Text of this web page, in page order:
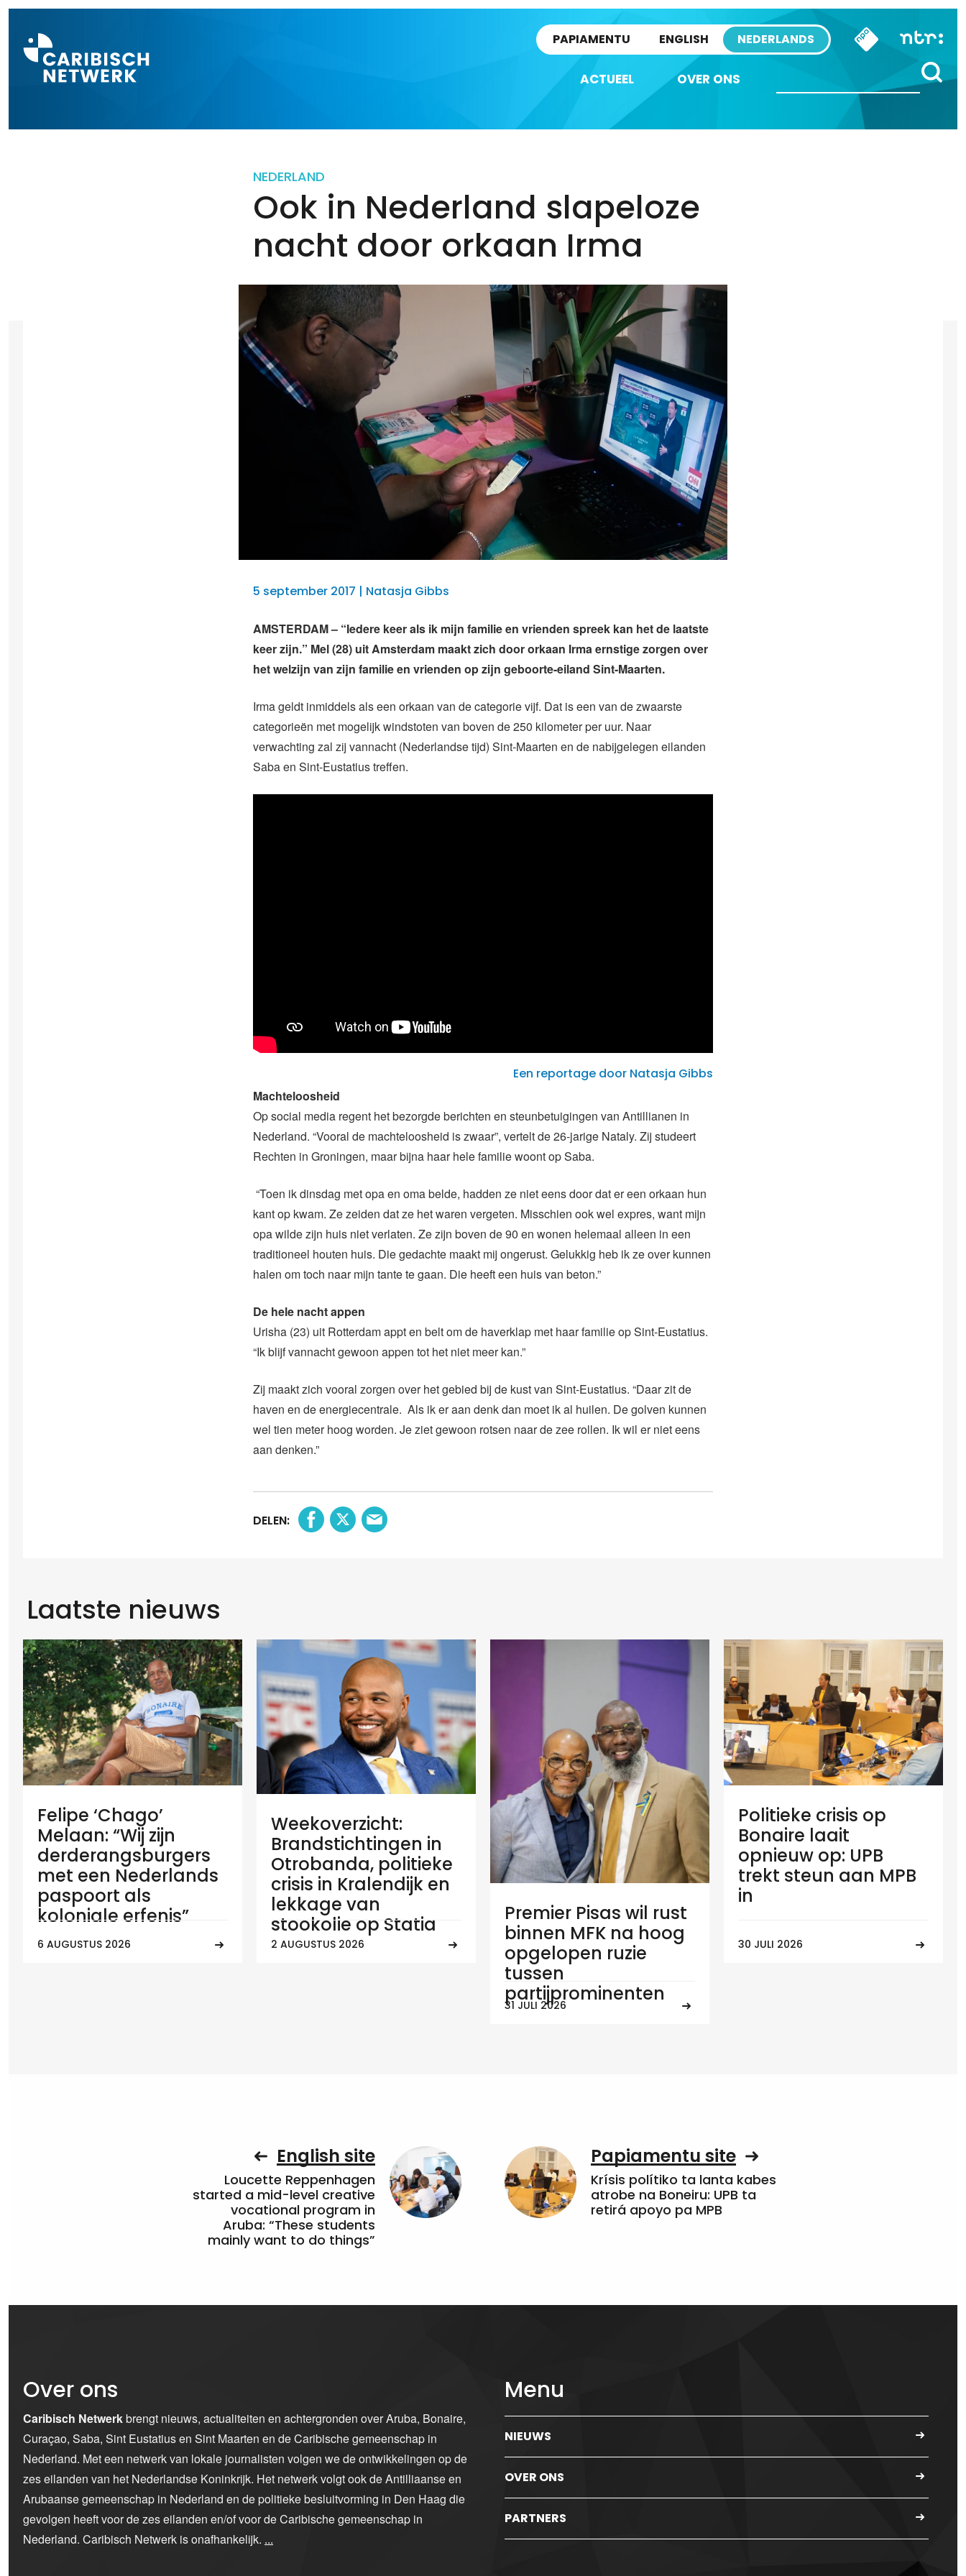
PAPIAMENTU ENGLISH NEDERLANDS
ACTUEEL OVER ONS
NEDERLAND
Ook in Nederland slapeloze
nacht door orkaan Irma
5 september 2017 | Natasja Gibbs
AMSTERDAM – “Iedere keer als ik mijn familie en vrienden spreek kan het de laatste
keer zijn.” Mel (28) uit Amsterdam maakt zich door orkaan Irma ernstige zorgen over
het welzijn van zijn familie en vrienden op zijn geboorte-eiland Sint-Maarten.
Irma geldt inmiddels als een orkaan van de categorie vijf. Dat is een van de zwaarste
categorieën met mogelijk windstoten van boven de 250 kilometer per uur. Naar
verwachting zal zij vannacht (Nederlandse tijd) Sint-Maarten en de nabijgelegen eilanden
Saba en Sint-Eustatius treffen.
Een reportage door Natasja Gibbs
Machteloosheid
Op social media regent het bezorgde berichten en steunbetuigingen van Antillianen in
Nederland. “Vooral de machteloosheid is zwaar”, vertelt de 26-jarige Nataly. Zij studeert
Rechten in Groningen, maar bijna haar hele familie woont op Saba.
“Toen ik dinsdag met opa en oma belde, hadden ze niet eens door dat er een orkaan hun
kant op kwam. Ze zeiden dat ze het waren vergeten. Misschien ook wel expres, want mijn
opa wilde zijn huis niet verlaten. Ze zijn boven de 90 en wonen helemaal alleen in een
traditioneel houten huis. Die gedachte maakt mij ongerust. Gelukkig heb ik ze over kunnen
halen om toch naar mijn tante te gaan. Die heeft een huis van beton.”
De hele nacht appen
Urisha (23) uit Rotterdam appt en belt om de haverklap met haar familie op Sint-Eustatius.
“Ik blijf vannacht gewoon appen tot het niet meer kan.”
Zij maakt zich vooral zorgen over het gebied bij de kust van Sint-Eustatius. “Daar zit de
haven en de energiecentrale. Als ik er aan denk dan moet ik al huilen. De golven kunnen
wel tien meter hoog worden. Je ziet gewoon rotsen naar de zee rollen. Ik wil er niet eens
aan denken.”
DELEN:
Laatste nieuws
Felipe ‘Chago’
Melaan: “Wij zijn
derderangsburgers
met een Nederlands
paspoort als
koloniale erfenis”
6 AUGUSTUS 2026
Weekoverzicht:
Brandstichtingen in
Otrobanda, politieke
crisis in Kralendijk en
lekkage van
stookolie op Statia
2 AUGUSTUS 2026
Premier Pisas wil rust
binnen MFK na hoog
opgelopen ruzie
tussen
partijprominenten
31 JULI 2026
Politieke crisis op
Bonaire laait
opnieuw op: UPB
trekt steun aan MPB
in
30 JULI 2026
English site
Loucette Reppenhagen
started a mid-level creative
vocational program in
Aruba: “These students
mainly want to do things”
Papiamentu site
Krísis polítiko ta lanta kabes
atrobe na Boneiru: UPB ta
retirá apoyo pa MPB
Over ons
Caribisch Netwerkbrengt nieuws, actualiteiten en achtergronden over Aruba, Bonaire,
Curaçao, Saba, Sint Eustatius en Sint Maarten en de Caribische gemeenschap in
Nederland. Met een netwerk van lokale journalisten volgen we de ontwikkelingen op de
zes eilanden van het Nederlandse Koninkrijk. Het netwerk volgt ook de Antilliaanse en
Arubaanse gemeenschap in Nederland en de politieke besluitvorming in Den Haag die
gevolgen heeft voor de zes eilanden en/of voor de Caribische gemeenschap in
Nederland. Caribisch Netwerk is onafhankelijk. ...
Menu
NIEUWS
OVER ONS
PARTNERS